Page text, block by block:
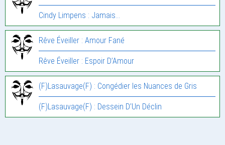
Cindy Limpens : Jamais…
Rêve Éveiller : Amour Fané
Rêve Éveiller : Espoir D’Amour
(F)Lasauvage(F) : Congédier les Nuances de Gris
(F)Lasauvage(F) : Dessein D’Un Déclin